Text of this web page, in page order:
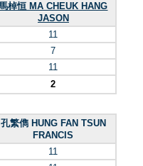
棹恒 MA CHEUK HANG
JASON
11
7
11
2
孔繁儁 HUNG FAN TSUN
FRANCIS
11